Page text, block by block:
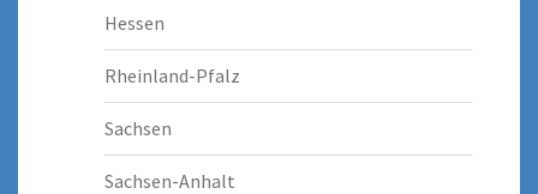
Hessen
Rheinland-Pfalz
Sachsen
Sachsen-Anhalt